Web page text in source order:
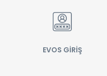
EVOS GİRİŞ